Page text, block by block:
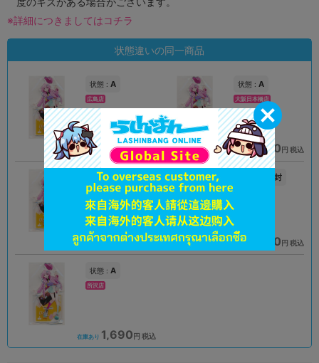
※詳細につきましてはコチラ
状態違いの同一商品
状態 : A
広島店
在庫あり 1,520円 税込
状態 : A
大阪日本橋店
在庫あり 1,520円 税込
状態 : A
京都店２号館
在庫あり 1,520円 税込
未開封
在庫あり 1,690円 税込
状態 : A
所沢店
在庫あり 1,690円 税込